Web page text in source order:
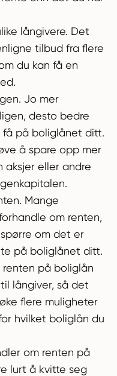
långivere. Det
tilbud fra flere
du kan få en
Jo mer
desto bedre
få på boliglånet ditt.
å spare opp mer
aksjer eller andre
Mange
om renten,
om det er
på boliglånet ditt.
på boliglån
långiver, så det
flere muligheter
hvilket boliglån du
om renten på
lurt å kvitte seg